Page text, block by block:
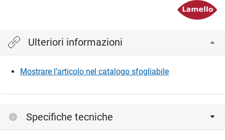
Ulteriori informazioni
Mostrare l’articolo nel catalogo sfogliabile
Specifiche tecniche